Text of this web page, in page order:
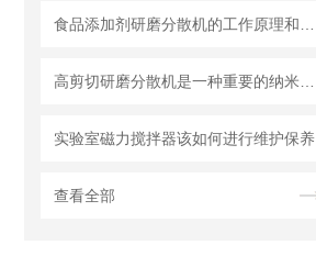
实验室磁力搅拌器该如何进行维护保养
查看全部